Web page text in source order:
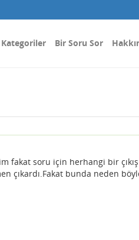
Kategoriler Bir Soru Sor
fakat soru için herhangi bir çıkış
çıkardı.Fakat bunda neden